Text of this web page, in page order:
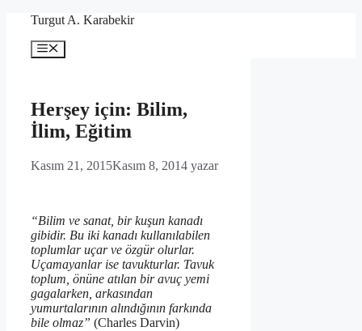
İçeriğeTurgut A. Karabekir
Menü
Herşey için: Bilim,
İlim, Eğitim
Kasım 21, 2015Kasım 8, 2014 yazar
“Bilim ve sanat, bir kuşun kanadı
gibidir. Bu iki kanadı kullanılabilen
toplumlar uçar ve özgür olurlar.
Uçamayanlar ise tavukturlar. Tavuk
toplum, önüne atılan bir avuç yemi
gagalarken, arkasından
yumurtalarının alındığının farkında
bile olmaz” (Charles Darvin)